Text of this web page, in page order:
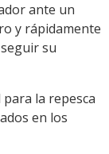
ante un
y rápidamente
su
la repesca
en los